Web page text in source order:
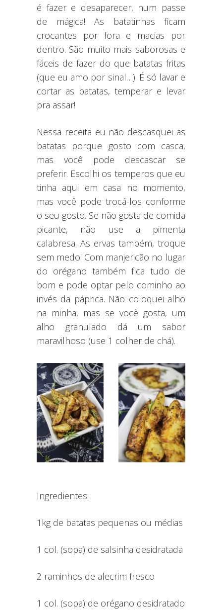
é fazer e desaparecer, num passe
de mágica! As batatinhas ficam
crocantes por fora e macias por
dentro. São muito mais saborosas e
fáceis de fazer do que batatas fritas
(que eu amo por sinal…). É só lavar e
cortar as batatas, temperar e levar
pra assar!
Nessa receita eu não descasquei as
batatas porque gosto com casca,
mas você pode descascar se
preferir. Escolhi os temperos que eu
tinha aqui em casa no momento,
mas você pode trocá-los conforme
o seu gosto. Se não gosta de comida
picante, não use a pimenta
calabresa. As ervas também, troque
sem medo! Com manjericão no lugar
do orégano também fica tudo de
bom e pode optar pelo cominho ao
invés da páprica. Não coloquei alho
na minha, mas se você gosta, um
alho granulado dá um sabor
maravilhoso (use 1 colher de chá).
Ingredientes:
1kg de batatas pequenas ou médias
1 col. (sopa) de salsinha desidratada
2 raminhos de alecrim fresco
1 col. (sopa) de orégano desidratado